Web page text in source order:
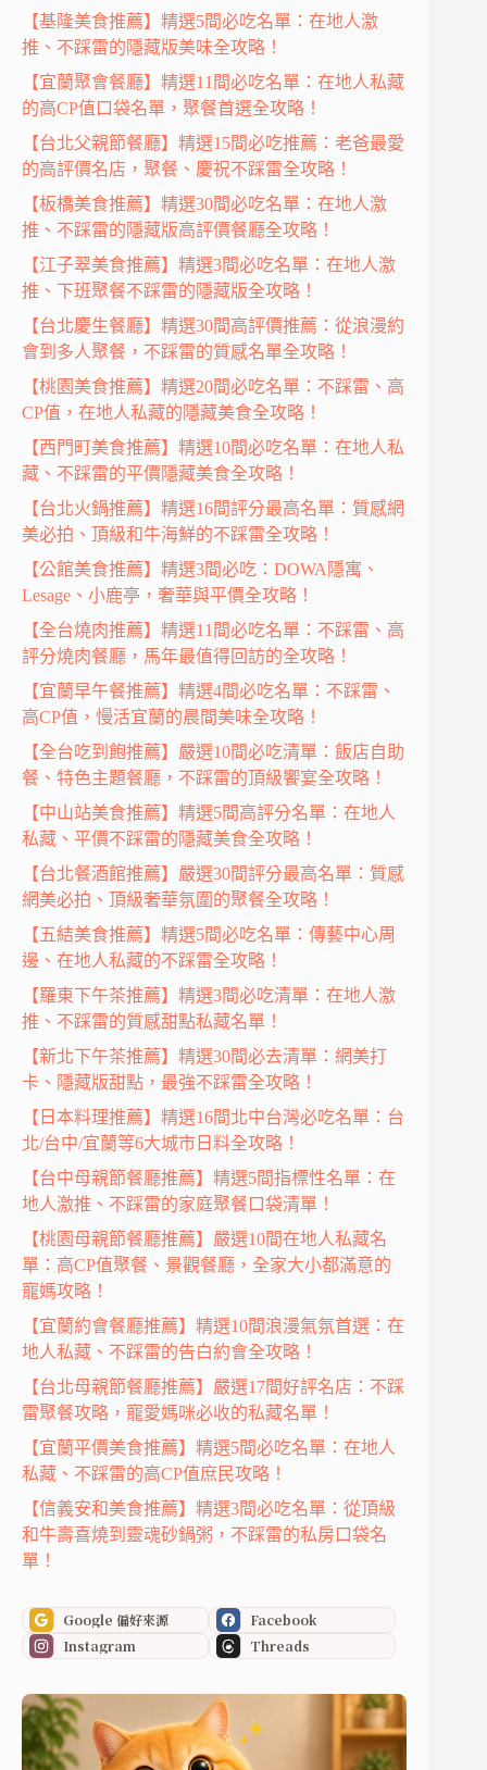
【基隆美食推薦】精選5間必吃名單：在地人激
推、不踩雷的隱藏版美味全攻略！
【宜蘭聚會餐廳】精選11間必吃名單：在地人私藏
的高CP值口袋名單，聚餐首選全攻略！
【台北父親節餐廳】精選15間必吃推薦：老爸最愛
的高評價名店，聚餐、慶祝不踩雷全攻略！
【板橋美食推薦】精選30間必吃名單：在地人激
推、不踩雷的隱藏版高評價餐廳全攻略！
【江子翠美食推薦】精選3間必吃名單：在地人激
推、下班聚餐不踩雷的隱藏版全攻略！
【台北慶生餐廳】精選30間高評價推薦：從浪漫約
會到多人聚餐，不踩雷的質感名單全攻略！
【桃園美食推薦】精選20間必吃名單：不踩雷、高
CP值，在地人私藏的隱藏美食全攻略！
【西門町美食推薦】精選10間必吃名單：在地人私
藏、不踩雷的平價隱藏美食全攻略！
【台北火鍋推薦】精選16間評分最高名單：質感網
美必拍、頂級和牛海鮮的不踩雷全攻略！
【公館美食推薦】精選3間必吃：DOWA隱寓、
Lesage、小鹿亭，奢華與平價全攻略！
【全台燒肉推薦】精選11間必吃名單：不踩雷、高
評分燒肉餐廳，馬年最值得回訪的全攻略！
【宜蘭早午餐推薦】精選4間必吃名單：不踩雷、
高CP值，慢活宜蘭的晨間美味全攻略！
【全台吃到飽推薦】嚴選10間必吃清單：飯店自助
餐、特色主題餐廳，不踩雷的頂級饗宴全攻略！
【中山站美食推薦】精選5間高評分名單：在地人
私藏、平價不踩雷的隱藏美食全攻略！
【台北餐酒館推薦】嚴選30間評分最高名單：質感
網美必拍、頂級奢華氛圍的聚餐全攻略！
【五結美食推薦】精選5間必吃名單：傳藝中心周
邊、在地人私藏的不踩雷全攻略！
【羅東下午茶推薦】精選3間必吃清單：在地人激
推、不踩雷的質感甜點私藏名單！
【新北下午茶推薦】精選30間必去清單：網美打
卡、隱藏版甜點，最強不踩雷全攻略！
【日本料理推薦】精選16間北中台灣必吃名單：台
北/台中/宜蘭等6大城市日料全攻略！
【台中母親節餐廳推薦】精選5間指標性名單：在
地人激推、不踩雷的家庭聚餐口袋清單！
【桃園母親節餐廳推薦】嚴選10間在地人私藏名
單：高CP值聚餐、景觀餐廳，全家大小都滿意的
寵媽攻略！
【宜蘭約會餐廳推薦】精選10間浪漫氣氛首選：在
地人私藏、不踩雷的告白約會全攻略！
【台北母親節餐廳推薦】嚴選17間好評名店：不踩
雷聚餐攻略，寵愛媽咪必收的私藏名單！
【宜蘭平價美食推薦】精選5間必吃名單：在地人
私藏、不踩雷的高CP值庶民攻略！
【信義安和美食推薦】精選3間必吃名單：從頂級
和牛壽喜燒到靈魂砂鍋粥，不踩雷的私房口袋名
單！
Google 偏好來源
Facebook
Instagram
Threads